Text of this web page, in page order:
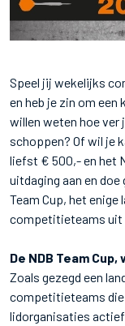
Speel jij wekelijks
en heb je zin om een
willen weten hoe ver
schoppen? Of wil je
liefst € 500,- en het
uitdaging aan en doe
Team Cup, het
competitieteams uit
De NDB Team
Zoals gezegd een
competitieteams die
lidorganisaties actief